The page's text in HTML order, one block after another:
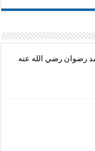
رضوان رضي الله عنه